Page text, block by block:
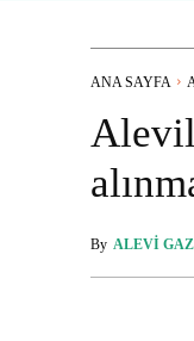
ANA SAYFA
By ALEVI